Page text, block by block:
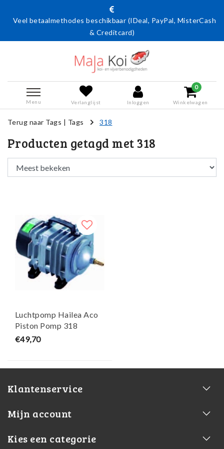
Veel betaalmethodes beschikbaar (IDeal, PayPal, MisterCash
& Creditcard)
Menu Verlanglijst Inloggen
0
Winkelwagen
Terug naar Tags | Tags 318
Producten getagd met 318
Luchtpomp Hailea Aco
Piston Pomp 318
€49,70
Klantenservice
Mijn account
Kies een categorie